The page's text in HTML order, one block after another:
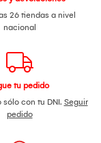
26 tiendas a nivel
nacional
tu pedido
sólo con tu DNI. Seguir
pedido